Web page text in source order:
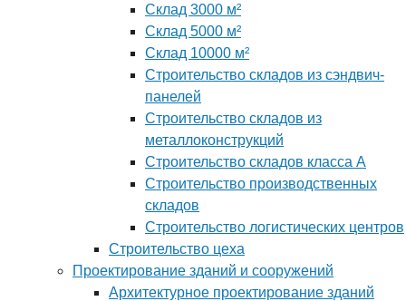
Склад 3000 м²
Склад 5000 м²
Склад 10000 м²
Строительство складов из сэндвич-
панелей
Строительство складов из
металлоконструкций
Строительство складов класса А
Строительство производственных
складов
Строительство логистических центров
Строительство цеха
Проектирование зданий и сооружений
Архитектурное проектирование зданий